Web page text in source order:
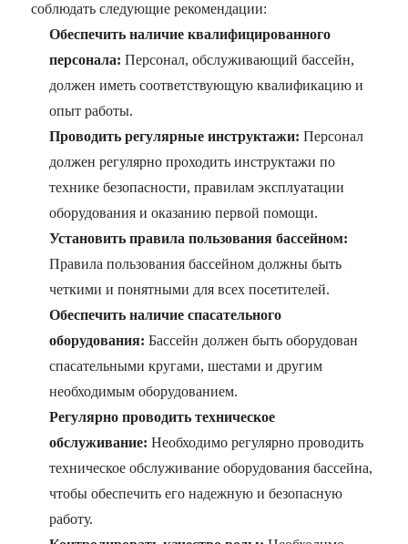
соблюдать следующие рекомендации:
Обеспечить наличие квалифицированного
персонала: Персонал, обслуживающий бассейн,
должен иметь соответствующую квалификацию и
опыт работы.
Проводить регулярные инструктажи: Персонал
должен регулярно проходить инструктажи по
технике безопасности, правилам эксплуатации
оборудования и оказанию первой помощи.
Установить правила пользования бассейном:
Правила пользования бассейном должны быть
четкими и понятными для всех посетителей.
Обеспечить наличие спасательного
оборудования: Бассейн должен быть оборудован
спасательными кругами, шестами и другим
необходимым оборудованием.
Регулярно проводить техническое
обслуживание: Необходимо регулярно проводить
техническое обслуживание оборудования бассейна,
чтобы обеспечить его надежную и безопасную
работу.